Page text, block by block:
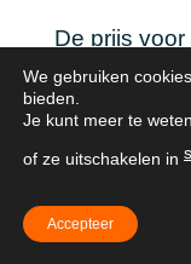
De prijs
door
iedere
daarom de
We gebruiken
bieden.
Je kunt meer te
of ze uitschakelen in
Accepteer